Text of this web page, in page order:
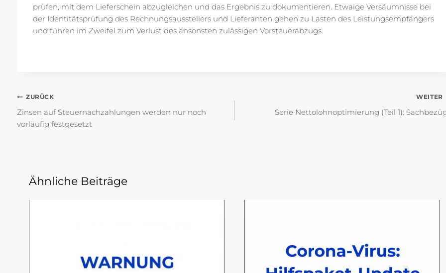
prüfen, mit dem Lieferschein abzugleichen und das Ergebnis zu dokumentieren. Etwaige Versäumnisse bei
der Identitätsprüfung des Rechnungsausstellers und Lieferanten gehen zu Lasten des Leistungsempfängers
und führen im Zweifel zum Verlust des ansonsten zulässigen Vorsteuerabzugs.
Beitragsnavigation
ZURÜCK
Zinsen auf Steuernachzahlungen werden nur noch
vorläufig festgesetzt
WEITER
Serie Nettolohnoptimierung (Teil 1):
Ähnliche Beiträge